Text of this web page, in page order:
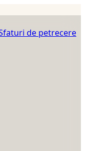
de petrecere